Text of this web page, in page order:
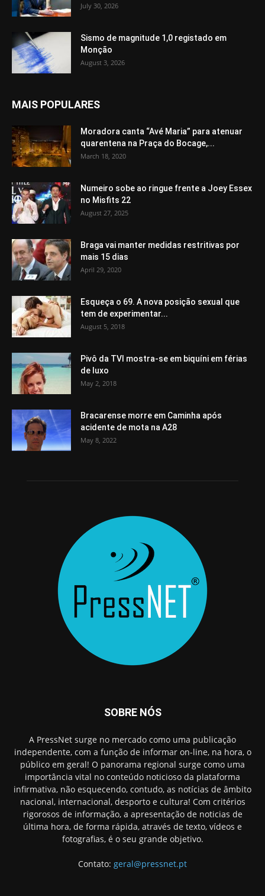
July 30, 2026
Sismo de magnitude 1,0 registado em
Monção
August 3, 2026
MAIS POPULARES
Moradora canta “Avé Maria” para atenuar
quarentena na Praça do Bocage,...
March 18, 2020
Numeiro sobe ao ringue frente a Joey Essex
no Misfits 22
August 27, 2025
Braga vai manter medidas restritivas por
mais 15 dias
April 29, 2020
Esqueça o 69. A nova posição sexual que
tem de experimentar...
August 5, 2018
Pivô da TVI mostra-se em biquíni em férias
de luxo
May 2, 2018
Bracarense morre em Caminha após
acidente de mota na A28
May 8, 2022
SOBRE NÓS
A PressNet surge no mercado como uma publicação
independente, com a função de informar on-line, na hora, o
público em geral! O panorama regional surge como uma
importância vital no conteúdo noticioso da plataforma
infirmativa, não esquecendo, contudo, as notícias de âmbito
nacional, internacional, desporto e cultura! Com critérios
rigorosos de informação, a apresentação de noticias de
última hora, de forma rápida, através de texto, vídeos e
fotografias, é o seu grande objetivo.
Contato: geral@pressnet.pt